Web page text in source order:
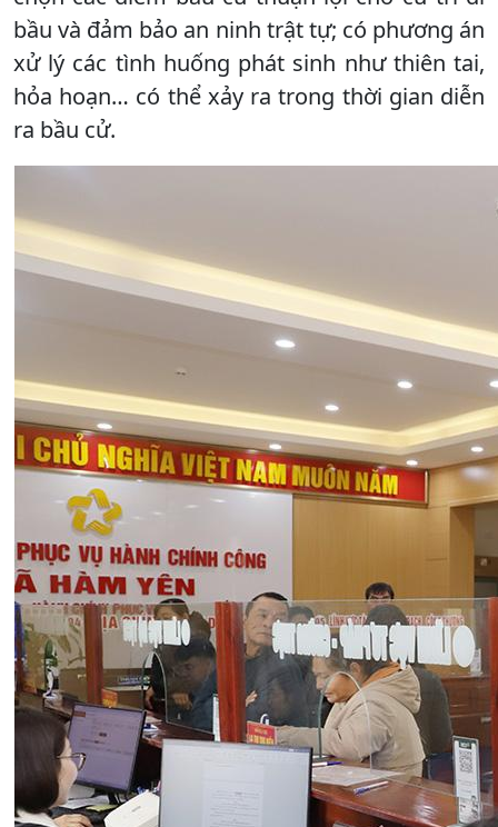
bầu và đảm bảo an ninh trật tự; có phương án
xử lý các tình huống phát sinh như thiên tai,
hỏa hoạn… có thể xảy ra trong thời gian diễn
ra bầu cử.